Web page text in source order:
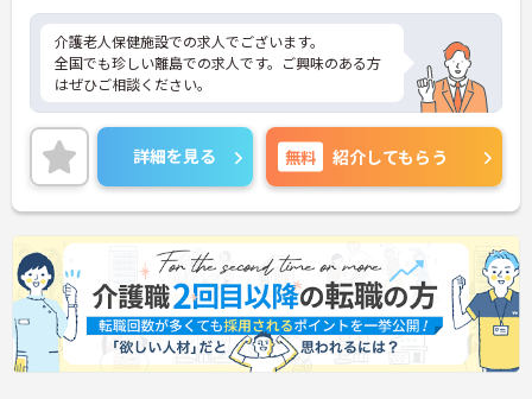
介護老人保健施設での求人でございます。
全国でも珍しい離島での求人です。ご興味のある方
はぜひご相談ください。
詳細を見る 無料 紹介してもらう